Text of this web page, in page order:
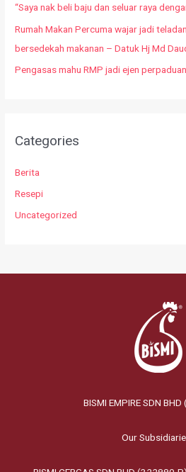
“Saya nak beli baju dan seluar raya
Rumah Makan Percuma wajar jadi
bersedekah makanan – Datuk Hj Md
Pengasas mahu RMP jadi ejen perpaduan
Categories
Berita
Resepi
Uncategorized
BISMI EMPIRE SDN
Our